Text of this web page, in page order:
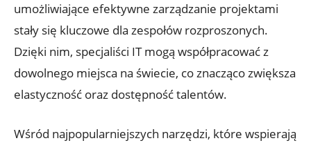
umożliwiające efektywne zarządzanie projektami
stały⁤ się ​kluczowe dla zespołów rozproszonych.
Dzięki nim, ⁣specjaliści IT mogą współpracować z
dowolnego miejsca na świecie, co znacząco zwiększa
elastyczność oraz dostępność⁤ talentów.
Wśród najpopularniejszych ​narzędzi, które wspierają